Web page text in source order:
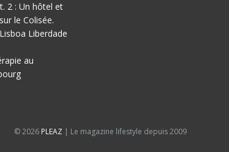
2 : Un hôtel et
le Colisée.
Liberdade
au
© 2026 PLEAZ | Le magazine lifestyle depuis 2009